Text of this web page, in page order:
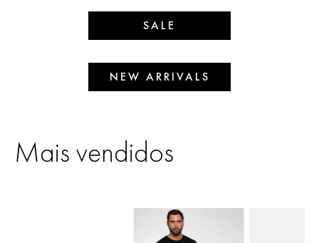
SALE
NEW ARRIVALS
Mais vendidos